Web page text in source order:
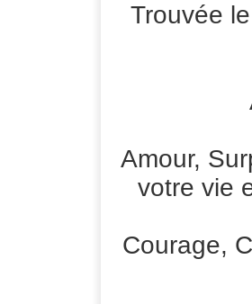
Trouvée
Amour,
votre vie
Courage,